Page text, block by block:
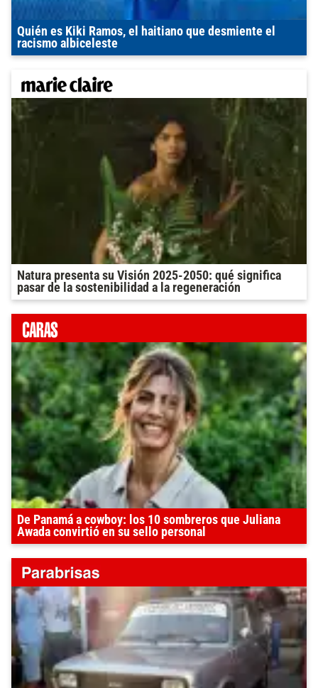
Quién es Kiki Ramos, el haitiano que desmiente el
racismo albiceleste
Natura presenta su Visión 2025-2050: qué significa
pasar de la sostenibilidad a la regeneración
De Panamá a cowboy: los 10 sombreros que Juliana
Awada convirtió en su sello personal